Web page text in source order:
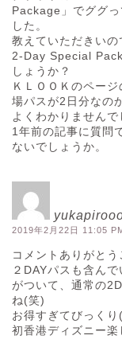
Package」でググ
した。
教えていただきい
2-Day Special
しょうか？
ＫＬＯＯＫのペー
場パスが2日分なの
よくわかりませんで
1年前の記事に質問
ないでしょうか。
2019年2月22日 11:05
コメントありがとう
２DAYパスも含ん
がついて、通常の
ね(笑)
お得すぎてびっく
初香港ディズニー